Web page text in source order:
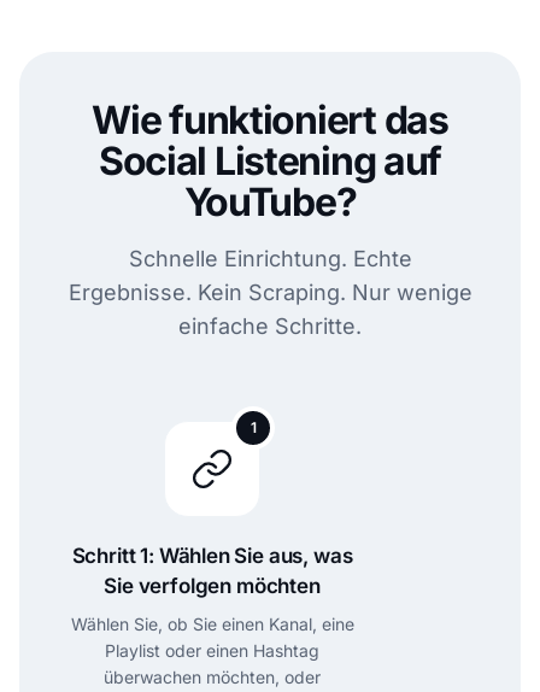
Wie funktioniert das
Social Listening auf
YouTube?
Schnelle Einrichtung. Echte
Ergebnisse. Kein Scraping. Nur wenige
einfache Schritte.
1
Schritt 1: Wählen Sie aus, was
Sie verfolgen möchten
Wählen Sie, ob Sie einen Kanal, eine
Playlist oder einen Hashtag
überwachen möchten, oder